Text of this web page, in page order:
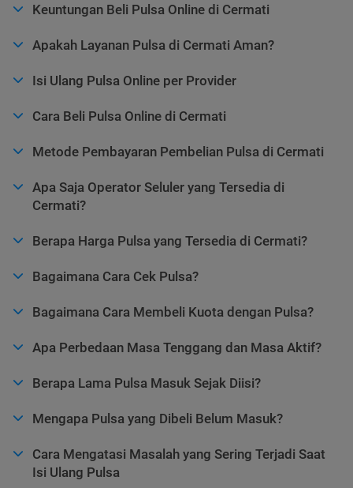
Keuntungan Beli Pulsa Online di Cermati
Apakah Layanan Pulsa di Cermati Aman?
Isi Ulang Pulsa Online per Provider
Cara Beli Pulsa Online di Cermati
Metode Pembayaran Pembelian Pulsa di Cermati
Apa Saja Operator Seluler yang Tersedia di
Cermati?
Berapa Harga Pulsa yang Tersedia di Cermati?
Bagaimana Cara Cek Pulsa?
Bagaimana Cara Membeli Kuota dengan Pulsa?
Apa Perbedaan Masa Tenggang dan Masa Aktif?
Berapa Lama Pulsa Masuk Sejak Diisi?
Mengapa Pulsa yang Dibeli Belum Masuk?
Cara Mengatasi Masalah yang Sering Terjadi Saat
Isi Ulang Pulsa